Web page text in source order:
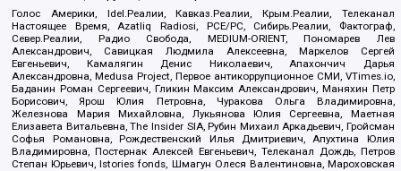
Голос Америки, Idel.Реалии, Кавказ.Реалии, Крым.Реалии, Телеканал
Настоящее Время, Azatliq Radiosi, PCE/PC, Сибирь.Реалии, Фактограф,
Север.Реалии, Радио Свобода, MEDIUM-ORIENT, Пономарев Лев
Александрович, Савицкая Людмила Алексеевна, Маркелов Сергей
Евгеньевич, Камалягин Денис Николаевич, Апахончич Дарья
Александровна, Medusa Project, Первое антикоррупционное СМИ, VTimes.io,
Баданин Роман Сергеевич, Гликин Максим Александрович, Маняхин Петр
Борисович, Ярош Юлия Петровна, Чуракова Ольга Владимировна,
Железнова Мария Михайловна, Лукьянова Юлия Сергеевна, Маетная
Елизавета Витальевна, The Insider SIA, Рубин Михаил Аркадьевич, Гройсман
Софья Романовна, Рождественский Илья Дмитриевич, Апухтина Юлия
Владимировна, Постернак Алексей Евгеньевич, Телеканал Дождь, Петров
Степан Юрьевич, Istories fonds, Шмагун Олеся Валентиновна, Мароховская